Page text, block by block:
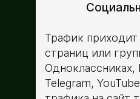
Трафик
страниц или
Одноклассниках,
Telegram,